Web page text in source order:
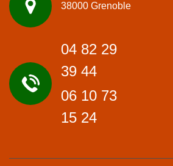
38000 Grenoble
04 82 29
39 44
06 10 73
15 24